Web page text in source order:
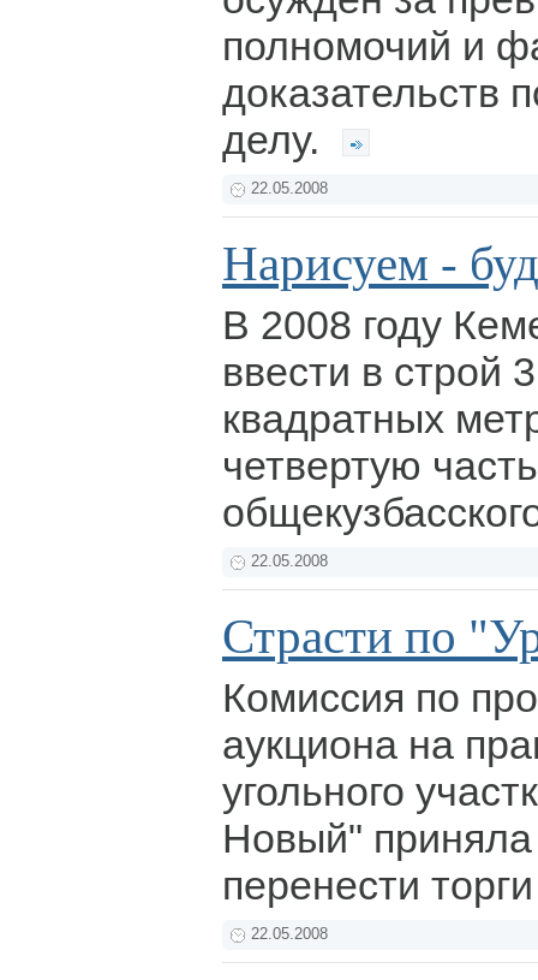
полномочий и
доказательств
делу.
22.05.2008
Нарисуем -
В 2008 году
ввести в строй
квадратных
четвертую
22.05.2008
Страсти по
Комиссия по
аукциона на
угольного
Новый"
перенести
22.05.2008